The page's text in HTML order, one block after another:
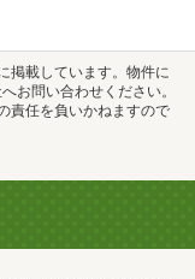
掲載しています。物件に
お問い合わせください。
責任を負いかねますので